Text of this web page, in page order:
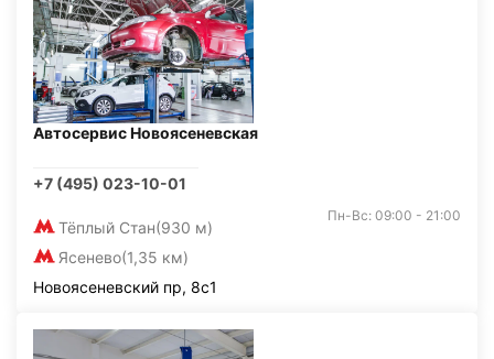
Автосервис Новоясеневская
+7 (495) 023-10-01
Тёплый Стан(930 м)
Ясенево(1,35 км)
Пн-Вс: 09:00 - 21:00
Новоясеневский пр, 8с1